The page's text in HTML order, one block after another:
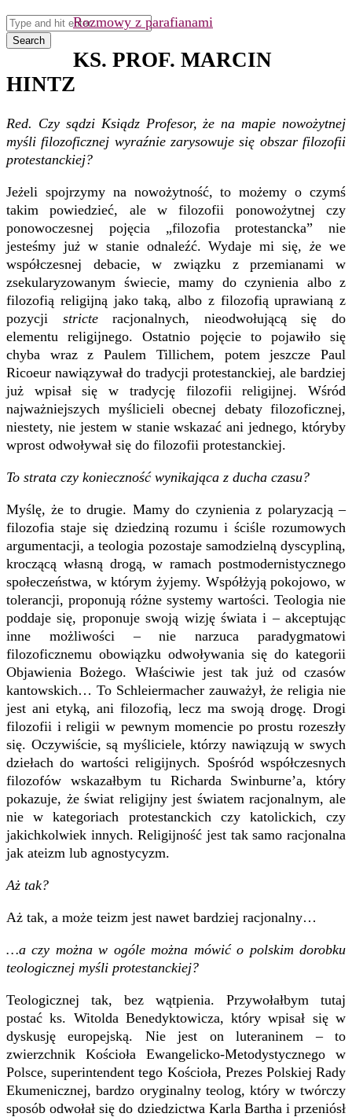
Search
Rozmowy z parafianami
KS. PROF. MARCIN
HINTZ
Red. Czy sądzi Ksiądz Profesor, że na mapie nowożytnej
myśli filozoficznej wyraźnie zarysowuje się obszar filozofii
protestanckiej?
Jeżeli spojrzymy na nowożytność, to możemy o czymś
takim powiedzieć, ale w filozofii ponowożytnej czy
ponowoczesnej pojęcia „filozofia protestancka” nie
jesteśmy jużw stanie odnaleźć. Wydaje mi się,że we
współczesnej debacie, w związku z przemianami w
zsekularyzowanym świecie, mamy do czynienia albo z
filozofią religijną jako taką, albo z filozofią uprawianą z
pozycji stricteracjonalnych, nieodwołującą się do
elementu religijnego. Ostatnio pojęcie to pojawiło się
chyba wraz z Paulem Tillichem, potem jeszcze Paul
Ricoeur nawiązywał do tradycji protestanckiej, ale bardziej
już wpisał się w tradycję filozofii religijnej. Wśród
najważniejszych myślicieli obecnej debaty filozoficznej,
niestety, nie jestem w stanie wskazać ani jednego, któryby
wprost odwoływał się do filozofii protestanckiej.
To strata czy konieczność wynikająca z ducha czasu?
Myślę, że to drugie. Mamy do czynienia z polaryzacją –
filozofia staje się dziedziną rozumu i ściśle rozumowych
argumentacji, a teologia pozostaje samodzielną dyscypliną,
kroczącą własną drogą, w ramach postmodernistycznego
społeczeństwa, w którym żyjemy. Współżyją pokojowo, w
tolerancji, proponują różne systemy wartości. Teologia nie
poddaje się, proponuje swoją wizję świata i – akceptując
inne możliwości – nie narzuca paradygmatowi
filozoficznemu obowiązku odwoływania się do kategorii
Objawienia Bożego. Właściwie jest tak już od czasów
kantowskich… To Schleiermacher zauważył, że religia nie
jest ani etyką, ani filozofią, lecz ma swoją drogę. Drogi
filozofii i religii w pewnym momencie po prostu rozeszły
się. Oczywiście, są myśliciele, którzy nawiązują w swych
dziełach do wartości religijnych. Spośród współczesnych
filozofów wskazałbym tu Richarda Swinburne’a, który
pokazuje, że świat religijny jest światem racjonalnym, ale
nie w kategoriach protestanckich czy katolickich, czy
jakichkolwiek innych. Religijność jest tak samo racjonalna
jak ateizm lub agnostycyzm.
Aż tak?
Aż tak, a może teizm jest nawet bardziej racjonalny…
…a czy można w ogóle można mówić o polskim dorobku
teologicznej myśli protestanckiej?
Teologicznej tak, bez wątpienia. Przywołałbym tutaj
postać ks. Witolda Benedyktowicza, który wpisał się w
dyskusję europejską. Nie jest on luteraninem – to
zwierzchnik Kościoła Ewangelicko-Metodystycznego w
Polsce, superintendent tego Kościoła, Prezes Polskiej Rady
Ekumenicznej, bardzo oryginalny teolog, który w twórczy
sposób odwołał się do dziedzictwa Karla Bartha i przeniósł